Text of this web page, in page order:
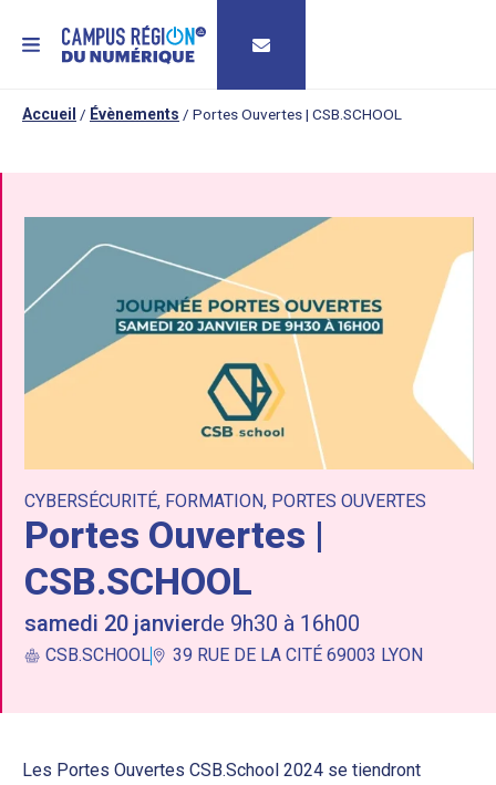
MENU
Accueil / Évènements / Portes Ouvertes | CSB.SCHOOL
CYBERSÉCURITÉ, FORMATION, PORTES OUVERTES
Portes Ouvertes |
CSB.SCHOOL
samedi 20 janvierde 9h30 à 16h00
CSB.SCHOOL 39 RUE DE LA CITÉ 69003 LYON
Les Portes Ouvertes CSB.School 2024 se tiendront